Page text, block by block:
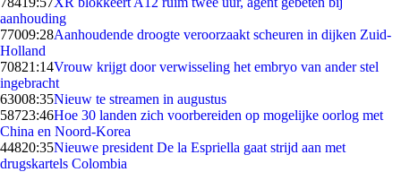
aanhouding
77009:28Aanhoudende droogte veroorzaakt scheuren in dijken Zuid-
Holland
70821:14Vrouw krijgt door verwisseling het embryo van ander stel
ingebracht
63008:35Nieuw te streamen in augustus
58723:46Hoe 30 landen zich voorbereiden op mogelijke oorlog met
China en Noord-Korea
44820:35Nieuwe president De la Espriella gaat strijd aan met
drugskartels Colombia